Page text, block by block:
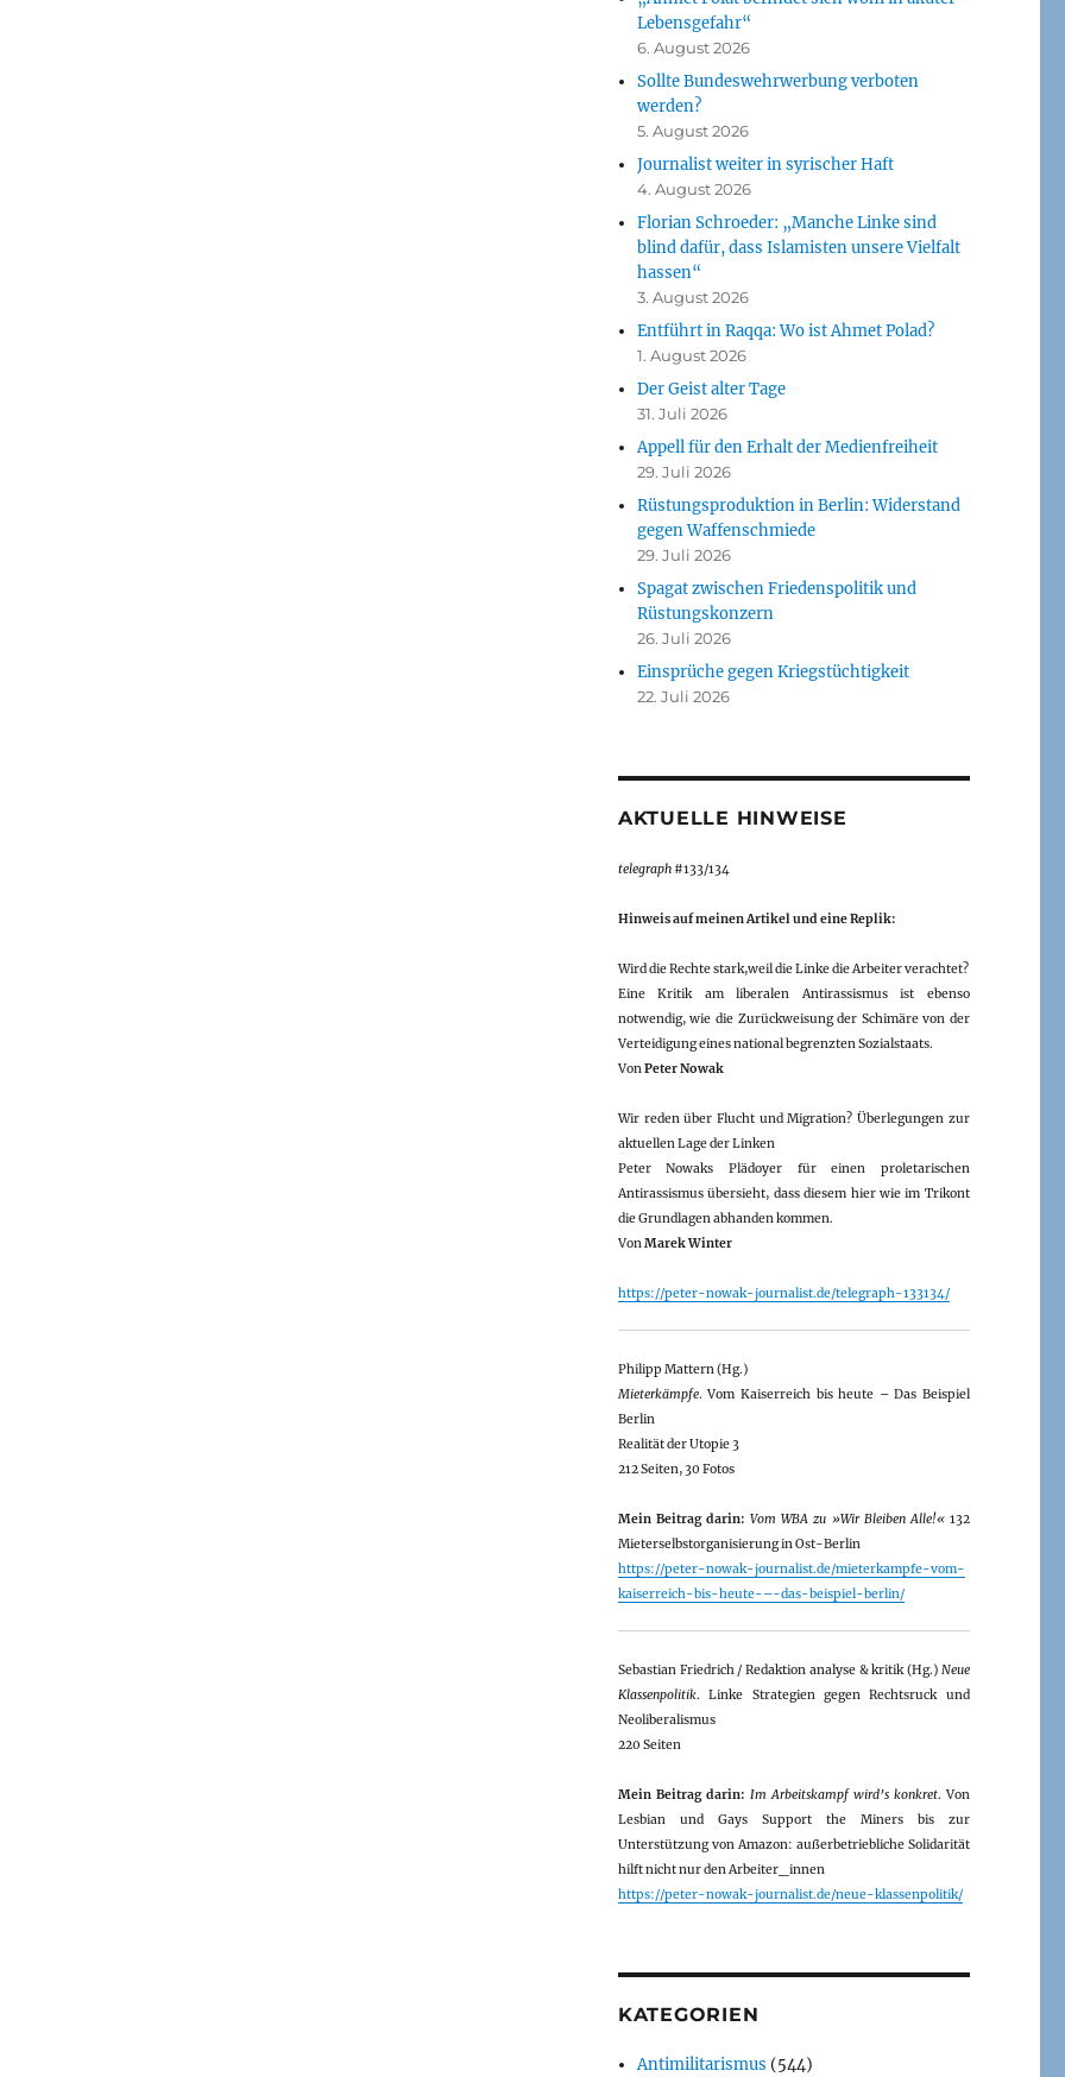
Lebensgefahr“
6. August 2026
Sollte Bundeswehrwerbung verboten
werden?
5. August 2026
Journalist weiter in syrischer Haft
4. August 2026
Florian Schroeder: „Manche Linke sind
blind dafür, dass Islamisten unsere Vielfalt
hassen“
3. August 2026
Entführt in Raqqa: Wo ist Ahmet Polad?
1. August 2026
Der Geist alter Tage
31. Juli 2026
Appell für den Erhalt der Medienfreiheit
29. Juli 2026
Rüstungsproduktion in Berlin: Widerstand
gegen Waffenschmiede
29. Juli 2026
Spagat zwischen Friedenspolitik und
Rüstungskonzern
26. Juli 2026
Einsprüche gegen Kriegstüchtigkeit
22. Juli 2026
AKTUELLE HINWEISE
telegraph#133/134
Hinweis auf meinen Artikel und eine Replik:
Wird die Rechte stark,weil die Linke die Arbeiter verachtet?
Eine Kritik am liberalen Antirassismus ist ebenso
notwendig, wie die Zurückweisung der Schimäre von der
Verteidigung eines national begrenzten Sozialstaats.
VonPeter Nowak
Wir reden über Flucht und Migration? Überlegungen zur
aktuellen Lage der Linken
Peter Nowaks Plädoyer für einen proletarischen
Antirassismus übersieht, dass diesem hier wie im Trikont
die Grundlagen abhanden kommen.
VonMarek Winter
https://peter-nowak-journalist.de/telegraph-133134/
Philipp Mattern (Hg.)
Mieterkämpfe. Vom Kaiserreich bis heute – Das Beispiel
Berlin
Realität der Utopie 3
212 Seiten, 30 Fotos
Mein Beitrag darin: Vom WBA zu »Wir Bleiben Alle!«132
Mieterselbstorganisierung in Ost-Berlin
https://peter-nowak-journalist.de/mieterkampfe-vom-
kaiserreich-bis-heute-–-das-beispiel-berlin/
Sebastian Friedrich / Redaktion analyse & kritik (Hg.) Neue
Klassenpolitik. Linke Strategien gegen Rechtsruck und
Neoliberalismus
220 Seiten
Mein Beitrag darin: Im Arbeitskampf wird’s konkret. Von
Lesbian und Gays Support the Miners bis zur
Unterstützung von Amazon: außerbetriebliche Solidarität
hilft nicht nur den Arbeiter_innen
https://peter-nowak-journalist.de/neue-klassenpolitik/
KATEGORIEN
Antimilitarismus (544)